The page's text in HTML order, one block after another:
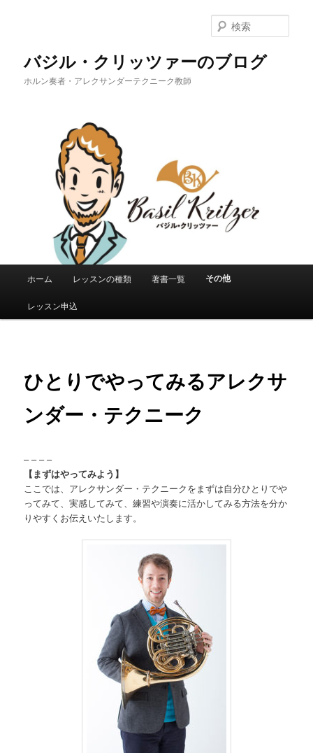
バジル・クリッツァーのブログ
ホルン奏者・アレクサンダーテクニーク教師
索
メ
ホーム レッスンの種類 著書一覧 その他
レッスン申込
ひとりでやってみるアレクサ
ンダー・テクニーク
– – – –
【まずはやってみよう】
ここでは、アレクサンダー・テクニークをまずは自分ひとりでや
ってみて、実感してみて、練習や演奏に活かしてみる方法を分か
りやすくお伝えいたします。